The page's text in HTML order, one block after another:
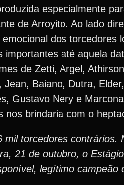
especialmente
de Arroyito. Ao lado
dos
importantes até aquela
de Zetti, Argel,
Jean, Baiano, Dutra,
Gustavo Nery e
nos brindaria com o
mil torcedores
21 de outubro, o
legítimo campeão